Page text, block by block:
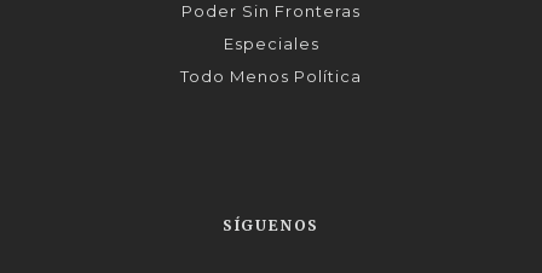
Poder Sin Fronteras
Especiales
Todo Menos Política
SÍGUENOS